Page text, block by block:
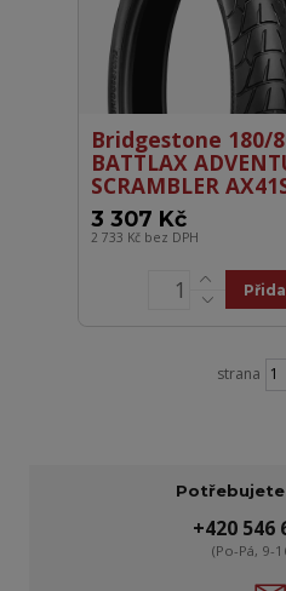
Bridgestone 180/
BATTLAX
SCRAMBLER
3 307 Kč
2 733 Kč bez DPH
strana
+420 546
(Po-Pá, 9-